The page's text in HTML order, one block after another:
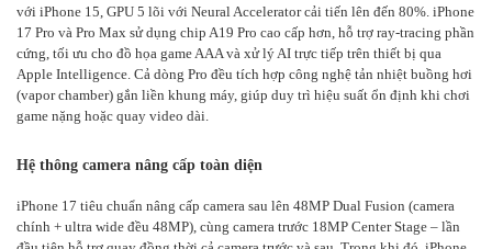
với iPhone 15, GPU 5 lõi với Neural Accelerator cải tiến lên đến 80%. iPhone
17 Pro và Pro Max sử dụng chip A19 Pro cao cấp hơn, hỗ trợ ray-tracing phần
cứng, tối ưu cho đồ họa game AAA và xử lý AI trực tiếp trên thiết bị qua
Apple Intelligence. Cả dòng Pro đều tích hợp công nghệ tản nhiệt buồng hơi
(vapor chamber) gắn liền khung máy, giúp duy trì hiệu suất ổn định khi chơi
game nặng hoặc quay video dài.
Hệ thông camera nâng cấp toàn diện
iPhone 17 tiêu chuẩn nâng cấp camera sau lên 48MP Dual Fusion (camera
chính + ultra wide đều 48MP), cùng camera trước 18MP Center Stage – lần